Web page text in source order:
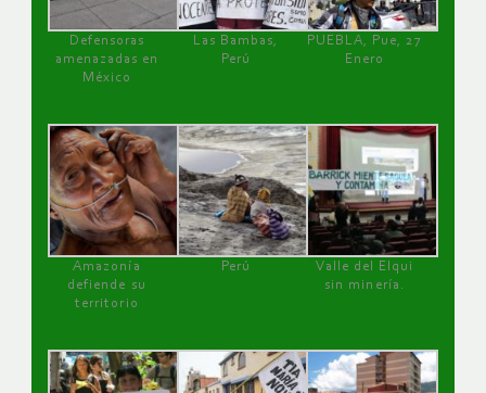
Defensoras
amenazadas en
México
Las Bambas,
Perú
PUEBLA, Pue, 27
Enero
Amazonía
defiende su
territorio
Perú
Valle del Elqui
sin minería.